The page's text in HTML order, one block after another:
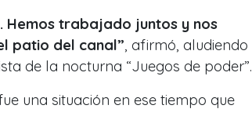
Hemos trabajado juntos y nos
patio del canal” , afirmó, aludiendo
de la nocturna “Juegos de poder”.
una situación en ese tiempo que